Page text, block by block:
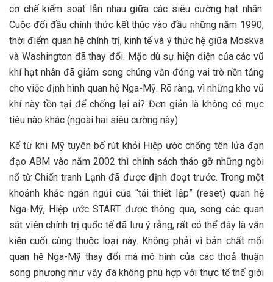
cơ chế kiểm soát lẫn nhau giữa các siêu cường hạt nhân.
Cuộc đối đầu chính thức kết thúc vào đầu những năm 1990,
thời điểm quan hệ chính trị, kinh tế và ý thức hệ giữa Moskva
và Washington đã thay đổi. Mặc dù sự hiện diện của các vũ
khí hạt nhân đã giảm song chúng vẫn đóng vai trò nền tảng
cho việc định hình quan hệ Nga-Mỹ. Rõ ràng, vì những kho vũ
khí này tồn tại để chống lại ai? Đơn giản là không có mục
tiêu nào khác (ngoài hai siêu cường này).
Kể từ khi Mỹ tuyên bố rút khỏi Hiệp ước chống tên lửa đạn
đạo ABM vào năm 2002 thì chính sách tháo gỡ những ngòi
nổ từ Chiến tranh Lạnh đã được định đoạt trước. Trong một
khoảnh khắc ngắn ngủi của “tái thiết lập” (reset) quan hệ
Nga-Mỹ, Hiệp ước START được thông qua, song các quan
sát viên chính trị quốc tế đã lưu ý rằng, rất có thể đây là văn
kiện cuối cùng thuộc loại này. Không phải vì bản chất mối
quan hệ Nga-Mỹ thay đổi mà mô hình của các thoả thuận
song phương như vậy đã không phù hợp với thực tế thế giới